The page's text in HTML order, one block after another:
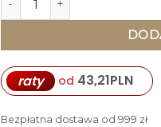
raty od 43,21PLN
Bezpłatna dostawa od 999 zł